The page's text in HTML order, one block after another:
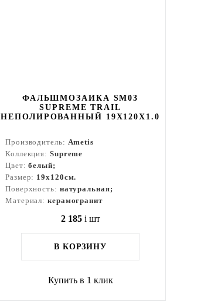
ФАЛЬШМОЗАИКА SM03
SUPREME TRAIL
НЕПОЛИРОВАННЫЙ 19X120X1.0
Производитель: Ametis
Коллекция: Supreme
Цвет:белый;
Размер: 19x120см.
Поверхность: натуральная;
Материал: керамогранит
2 185 i шт
В КОРЗИНУ
Купить в 1 клик